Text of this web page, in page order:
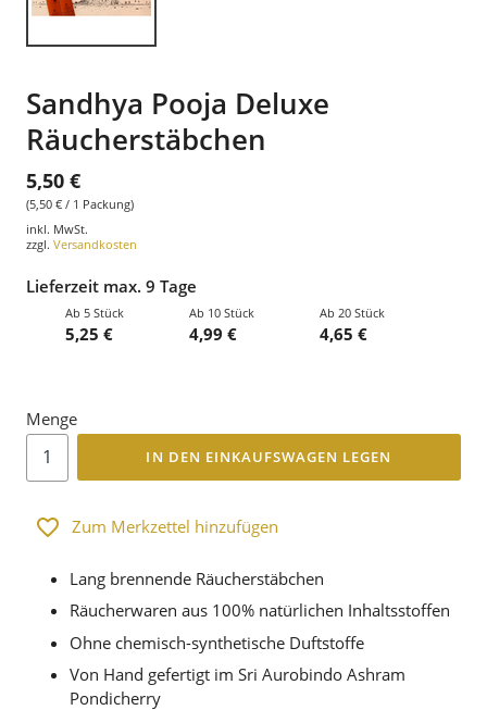
Sandhya Pooja Deluxe
Räucherstäbchen
5,50 €
(5,50 € / 1 Packung)
inkl. MwSt.
zzgl. Versandkosten
Lieferzeit max. 9 Tage
Ab 5 Stück
5,25 €
Ab 10 Stück
4,99 €
Ab 20 Stück
4,65 €
Menge
IN DEN EINKAUFSWAGEN LEGEN
Zum Merkzettel hinzufügen
Lang brennende Räucherstäbchen
Räucherwaren aus 100% natürlichen Inhaltsstoffen
Ohne chemisch-synthetische Duftstoffe
Von Hand gefertigt im Sri Aurobindo Ashram
Pondicherry